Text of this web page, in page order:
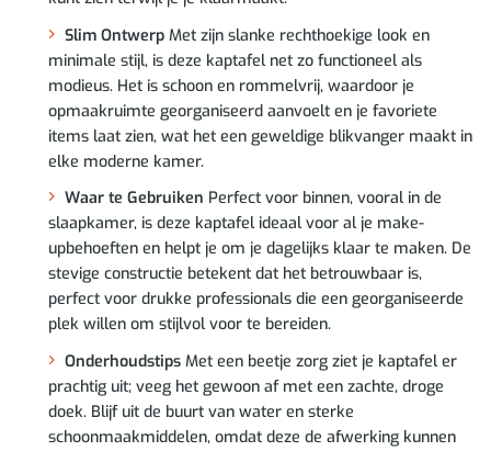
Slim OntwerpMet zijn slanke rechthoekige look en
minimale stijl, is deze kaptafel net zo functioneel als
modieus. Het is schoon en rommelvrij, waardoor je
opmaakruimte georganiseerd aanvoelt en je favoriete
items laat zien, wat het een geweldige blikvanger maakt in
elke moderne kamer.
Waar te Gebruiken Perfect voor binnen, vooral in de
slaapkamer, is deze kaptafel ideaal voor al je make-
upbehoeften en helpt je om je dagelijks klaar te maken. De
stevige constructie betekent dat het betrouwbaar is,
perfect voor drukke professionals die een georganiseerde
plek willen om stijlvol voor te bereiden.
OnderhoudstipsMet een beetje zorg ziet je kaptafel er
prachtig uit; veeg het gewoon af met een zachte, droge
doek. Blijf uit de buurt van water en sterke
schoonmaakmiddelen, omdat deze de afwerking kunnen